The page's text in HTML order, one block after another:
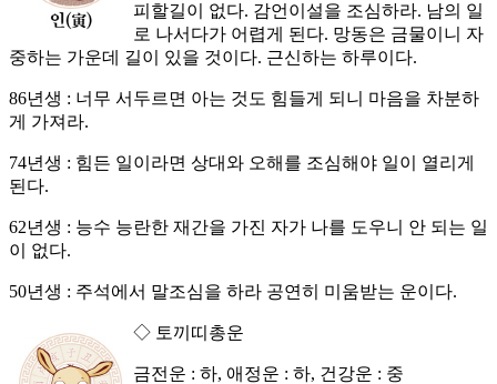
피할길이 없다. 감언이설을 조심하라. 남의 일
로 나서다가 어렵게 된다. 망동은 금물이니 자
중하는 가운데 길이 있을 것이다. 근신하는 하루이다.
86년생 : 너무 서두르면 아는 것도 힘들게 되니 마음을 차분하
게 가져라.
74년생 : 힘든 일이라면 상대와 오해를 조심해야 일이 열리게
된다.
62년생 : 능수 능란한 재간을 가진 자가 나를 도우니 안 되는 일
이 없다.
50년생 : 주석에서 말조심을 하라 공연히 미움받는 운이다.
◇ 토끼띠총운
금전운 : 하, 애정운 : 하, 건강운 : 중